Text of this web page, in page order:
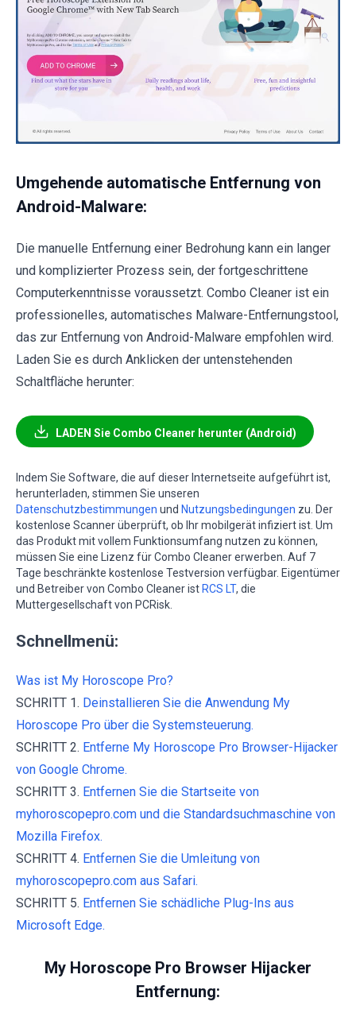
Umgehende automatische Entfernung von
Android-Malware:
Die manuelle Entfernung einer Bedrohung kann ein langer
und komplizierter Prozess sein, der fortgeschrittene
Computerkenntnisse voraussetzt. Combo Cleaner ist ein
professionelles, automatisches Malware-Entfernungstool,
das zur Entfernung von Android-Malware empfohlen wird.
Laden Sie es durch Anklicken der untenstehenden
Schaltfläche herunter:
LADEN Sie Combo Cleaner herunter (Android)
Indem Sie Software, die auf dieser Internetseite aufgeführt ist,
herunterladen, stimmen Sie unseren
Datenschutzbestimmungen und Nutzungsbedingungen zu. Der
kostenlose Scanner überprüft, ob Ihr mobilgerät infiziert ist. Um
das Produkt mit vollem Funktionsumfang nutzen zu können,
müssen Sie eine Lizenz für Combo Cleaner erwerben. Auf 7
Tage beschränkte kostenlose Testversion verfügbar. Eigentümer
und Betreiber von Combo Cleaner istRCS LT, die
Muttergesellschaft von PCRisk.
Schnellmenü:
Was ist My Horoscope Pro?
SCHRITT 1. Deinstallieren Sie die Anwendung My
Horoscope Pro über die Systemsteuerung.
SCHRITT 2. Entferne My Horoscope Pro Browser-Hijacker
von Google Chrome.
SCHRITT 3. Entfernen Sie die Startseite von
myhoroscopepro.com und die Standardsuchmaschine von
Mozilla Firefox.
SCHRITT 4. Entfernen Sie die Umleitung von
myhoroscopepro.com aus Safari.
SCHRITT 5. Entfernen Sie schädliche Plug-Ins aus
Microsoft Edge.
My Horoscope Pro Browser Hijacker
Entfernung: